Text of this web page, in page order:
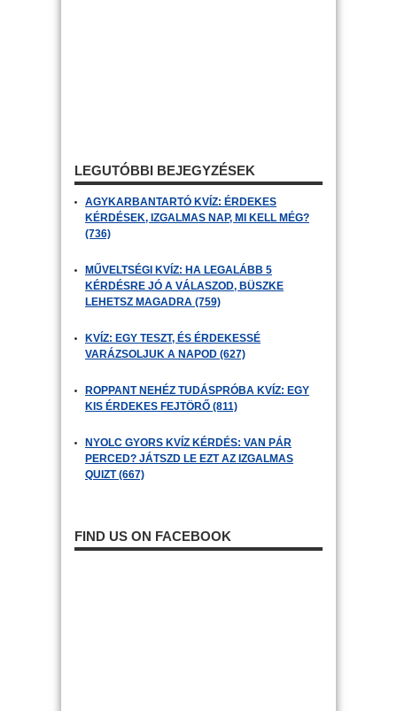
LEGUTÓBBI BEJEGYZÉSEK
AGYKARBANTARTÓ KVÍZ: ÉRDEKES
KÉRDÉSEK, IZGALMAS NAP, MI KELL MÉG?
(736)
MŰVELTSÉGI KVÍZ: HA LEGALÁBB 5
KÉRDÉSRE JÓ A VÁLASZOD, BÜSZKE
LEHETSZ MAGADRA (759)
KVÍZ: EGY TESZT, ÉS ÉRDEKESSÉ
VARÁZSOLJUK A NAPOD (627)
ROPPANT NEHÉZ TUDÁSPRÓBA KVÍZ: EGY
KIS ÉRDEKES FEJTÖRŐ (811)
NYOLC GYORS KVÍZ KÉRDÉS: VAN PÁR
PERCED? JÁTSZD LE EZT AZ IZGALMAS
QUIZT (667)
FIND US ON FACEBOOK